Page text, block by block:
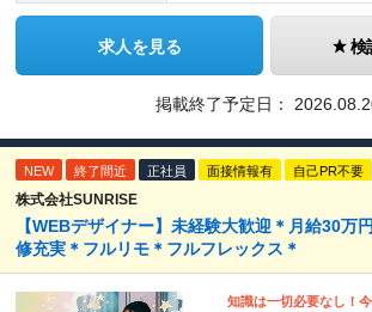
求人を見る 検
掲載終了予定日：
NEW 終了間近 正社員 面接情報有 自己PR不要
株式会社SUNRISE
【WEBデザイナー】未経験大歓迎＊月給30万
修充実＊フルリモ＊フルフレックス＊
知識は一切必要なし！